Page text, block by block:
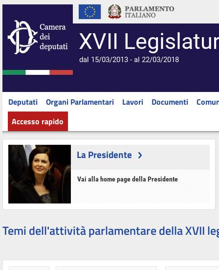
XVII
dal 15/03/2013 - al 22/03/2018
Deputati Organi Parlamentari Lavori Documenti
Accesso rapido
La Presidente
Vai alla home page della Presidente
Temi dell'attività parlamentare della XVII